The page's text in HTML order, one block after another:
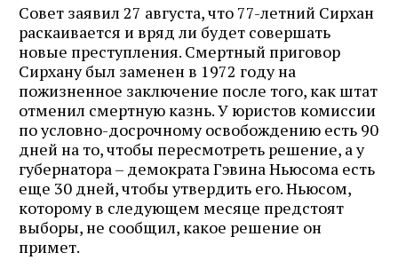
Совет заявил 27 августа, что 77-летний Сирхан
раскаивается и вряд ли будет совершать
новые преступления. Смертный приговор
Сирхану был заменен в 1972 году на
пожизненное заключение после того, как штат
отменил смертную казнь. У юристов комиссии
по условно-досрочному освобождению есть 90
дней на то, чтобы пересмотреть решение, а у
губернатора – демократа Гэвина Ньюсома есть
еще 30 дней, чтобы утвердить его. Ньюсом,
которому в следующем месяце предстоят
выборы, не сообщил, какое решение он
примет.